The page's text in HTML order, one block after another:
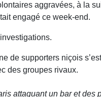
aggravées, à la
engagé ce week-end.
de supporters niçois
des groupes rivaux.
attaquant un bar et des